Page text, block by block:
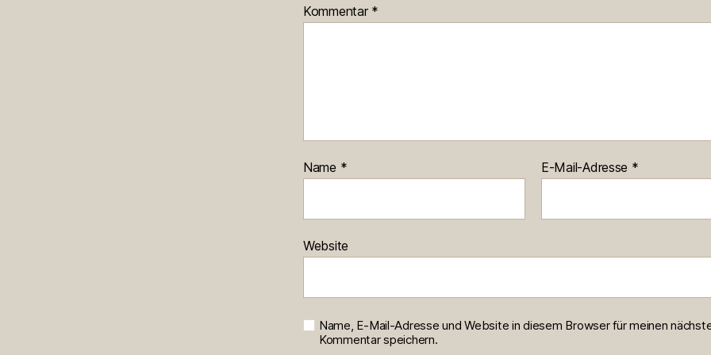
Kommentar *
Name * E-Mail-Adresse *
Website
Name, E-Mail-Adresse und Website in diesem Browser für meinen
Kommentar speichern.